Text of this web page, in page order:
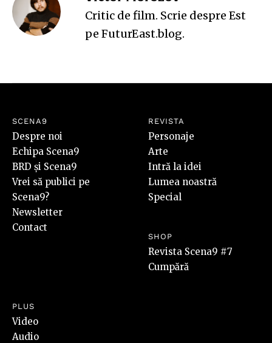
Critic de film. Scrie despre Est
pe FuturEast.blog.
SCENA9
Despre noi
Echipa Scena9
BRD și Scena9
Vrei să publici pe
Scena9?
Newsletter
Contact
REVISTA
Personaje
Arte
Intră la idei
Lumea noastră
Special
SHOP
Revista Scena9 #7
Cumpără
PLUS
Video
Audio